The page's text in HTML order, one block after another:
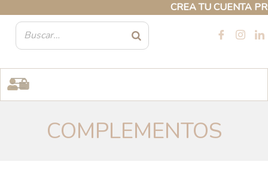
CREA TU CUENTA
contenido
COMPLEMENTOS